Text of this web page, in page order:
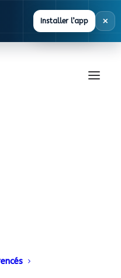
Installer l’app ×
ses adhérents
alimentée en